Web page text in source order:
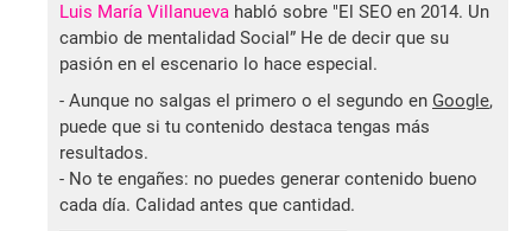
Luis María Villanueva habló sobre "El SEO en 2014. Un
cambio de mentalidad Social” He de decir que su
pasión en el escenario lo hace especial.
- Aunque no salgas el primero o el segundo en Google,
puede que si tu contenido destaca tengas más
resultados.
- No te engañes: no puedes generar contenido bueno
cada día. Calidad antes que cantidad.